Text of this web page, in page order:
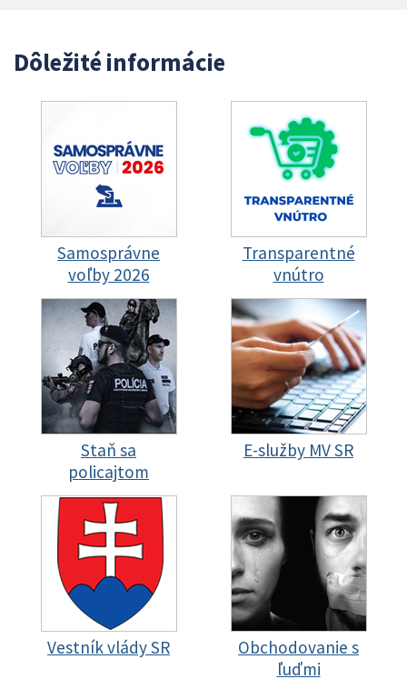
Dôležité informácie
Samosprávne
voľby 2026
Transparentné
vnútro
Staň sa
policajtom
E-služby MV SR
Vestník vlády SR
Obchodovanie s
ľuďmi